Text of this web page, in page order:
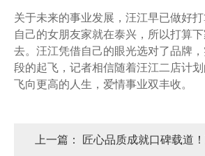
关于未来的事业发展，汪江早已做好打
自己的女朋友家就在泰兴，所以打算
去。汪江凭借自己的眼光选对了品牌
段的起飞，记者相信随着汪江二店计
飞向更高的人生，爱情事业双丰收。
上一篇： 匠心品质成就口碑载道